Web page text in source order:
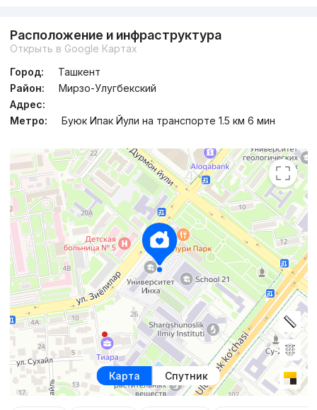
Расположение и инфраструктура
Открыть в Google Картах
Город:
Ташкент
Район:
Мирзо-Улугбекский
Адрес:
Метро:
Буюк Ипак Йули на транспорте 1.5 км 6 мин
Карта Спутник